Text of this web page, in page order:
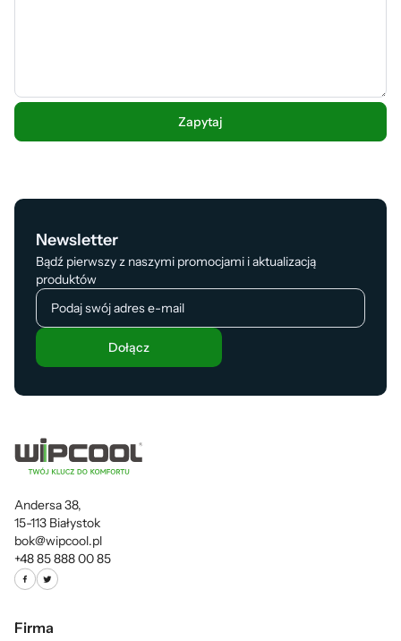
Newsletter
Bądź pierwszy z naszymi promocjami i aktualizacją
produktów
Dołącz
Andersa 38,
15-113 Białystok
bok@wipcool.pl
+48 85 888 00 85
Firma